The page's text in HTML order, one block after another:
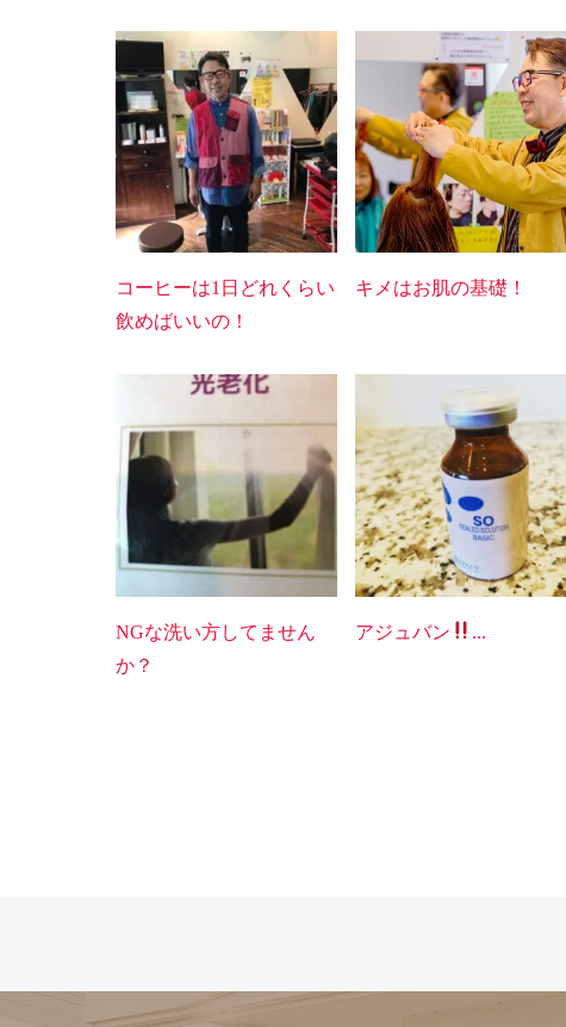
コーヒーは1日どれくらい
飲めばいいの！
キメはお肌の基礎！
NGな洗い方してません
か？
アジュバン ...